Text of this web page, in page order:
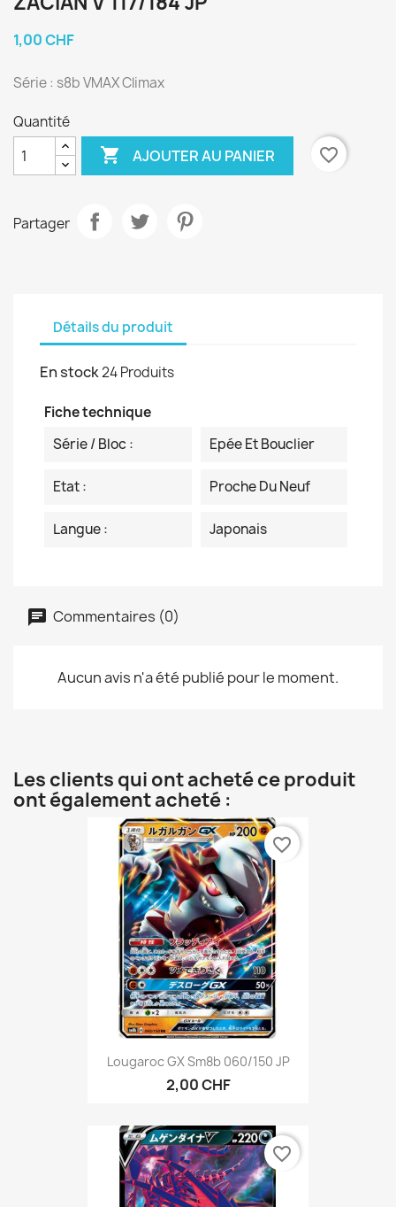
1,00 CHF
Série : s8b VMAX Climax
Quantité
 AJOUTER AU PANIER favorite_border
Partager
Détails du produit
En stock24 Produits
Fiche technique
Série / Bloc :
Epée Et Bouclier
Etat : Proche Du Neuf
Langue : Japonais
Commentaires (0)
Aucun avis n'a été publié pour le moment.
Les clients qui ont acheté ce produit
ont également acheté :
Lougaroc GX Sm8b 060/150 JP
2,00 CHF
favorite_border
favorite_border